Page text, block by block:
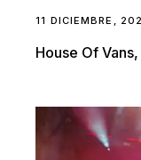
11 DICIEMBRE,
House Of